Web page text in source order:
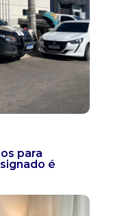
para
é